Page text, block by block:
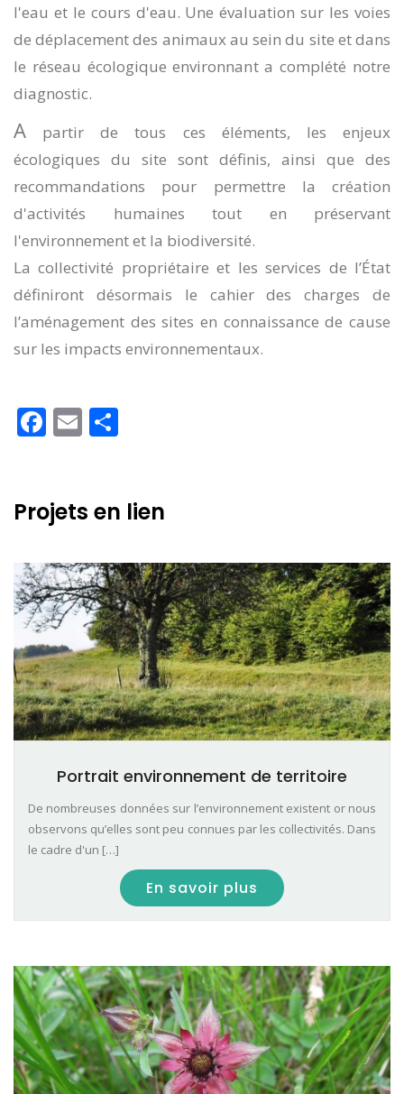
l'eau et le cours d'eau. Une évaluation sur les voies
de déplacement des animaux au sein du site et dans
le réseau écologique environnant a complété notre
diagnostic.
A partir de tous ces éléments, les enjeux
écologiques du site sont définis, ainsi que des
recommandations pour permettre la création
d'activités humaines tout en préservant
l'environnement et la biodiversité.
La collectivité propriétaire et les services de l’État
définiront désormais le cahier des charges de
l’aménagement des sites en connaissance de cause
sur les impacts environnementaux.
Facebook
Email
Projets en lien
Portrait environnement de territoire
De nombreuses données sur l’environnement existent or nous
observons qu’elles sont peu connues par les collectivités. Dans
le cadre d'un […]
En savoir plus